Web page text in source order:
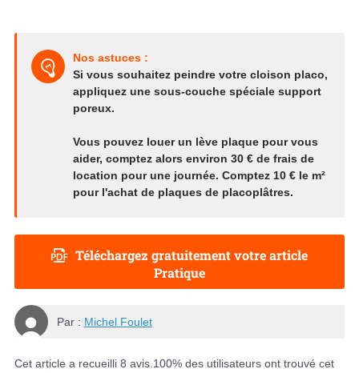
Nos astuces :
Si vous souhaitez peindre votre cloison placo,
appliquez une sous-couche spéciale support
poreux.
Vous pouvez louer un lève plaque pour vous
aider, comptez alors environ 30 € de frais de
location pour une journée. Comptez 10 € le m²
pour l'achat de plaques de placoplâtres.
Téléchargez gratuitement votre article
Pratique
Par : Michel Foulet
Cet article a recueilli 8 avis.100% des utilisateurs ont trouvé cet